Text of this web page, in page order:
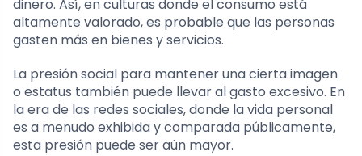
dinero. Así, en culturas donde el consumo está
altamente valorado, es probable que las personas
gasten más en bienes y servicios.
La presión social para mantener una cierta imagen
o estatus también puede llevar al gasto excesivo. En
la era de las redes sociales, donde la vida personal
es a menudo exhibida y comparada públicamente,
esta presión puede ser aún mayor.